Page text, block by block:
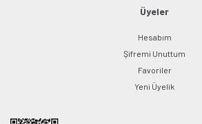
Üyeler
Hesabım
Şifremi Unuttum
Favoriler
Yeni Üyelik